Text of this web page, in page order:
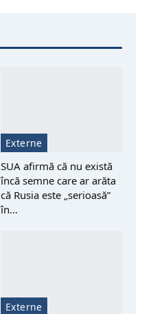
Externe
SUA afirmă că nu există
încă semne care ar arăta
că Rusia este „serioasă”
în…
Externe